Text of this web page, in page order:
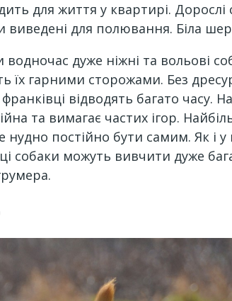
для життя у квартирі.
виведені для полювання. Біла
дуже ніжні та вольові
їх гарними сторожами. Без
відводять багато часу.
та вимагає частих ігор.
нудно постійно бути самим. Як і
собаки можуть вивчити дуже